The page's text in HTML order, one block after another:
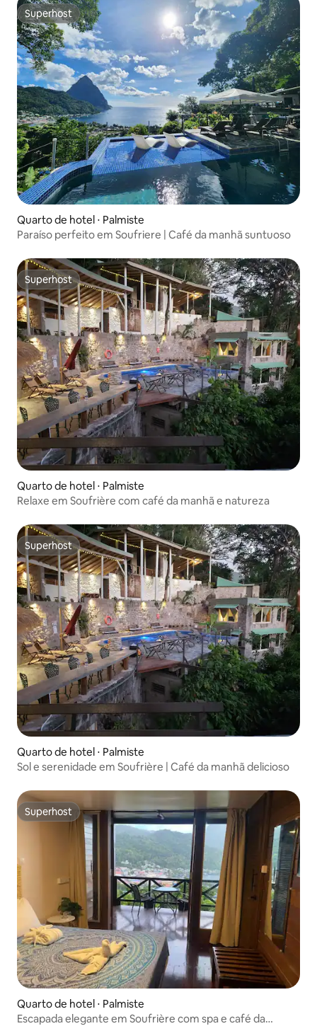
Superhost
Superhost
Quarto de hotel ⋅ Palmiste
Paraíso perfeito em Soufriere | Café da manhã suntuoso
Superhost
Superhost
Quarto de hotel ⋅ Palmiste
Relaxe em Soufrière com café da manhã e natureza
Superhost
Superhost
Quarto de hotel ⋅ Palmiste
Sol e serenidade em Soufrière | Café da manhã delicioso
Superhost
Superhost
Quarto de hotel ⋅ Palmiste
Escapada elegante em Soufrière com spa e café da